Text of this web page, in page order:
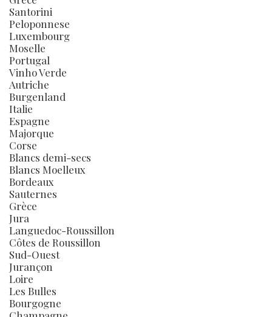
Santorini
Peloponnese
Luxembourg
Moselle
Portugal
Vinho Verde
Autriche
Burgenland
Italie
Espagne
Majorque
Corse
Blancs demi-secs
Blancs Moelleux
Bordeaux
Sauternes
Grèce
Jura
Languedoc-Roussillon
Côtes de Roussillon
Sud-Ouest
Jurançon
Loire
Les Bulles
Bourgogne